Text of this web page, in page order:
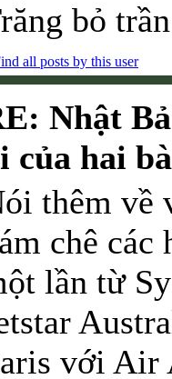
bỏ
Nhật
của hai
thêm về
chê
lần từ
với Air